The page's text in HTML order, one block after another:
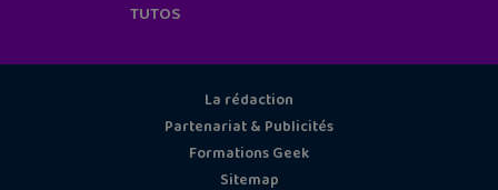
TUTOS
La rédaction
Partenariat & Publicités
Formations Geek
Sitemap